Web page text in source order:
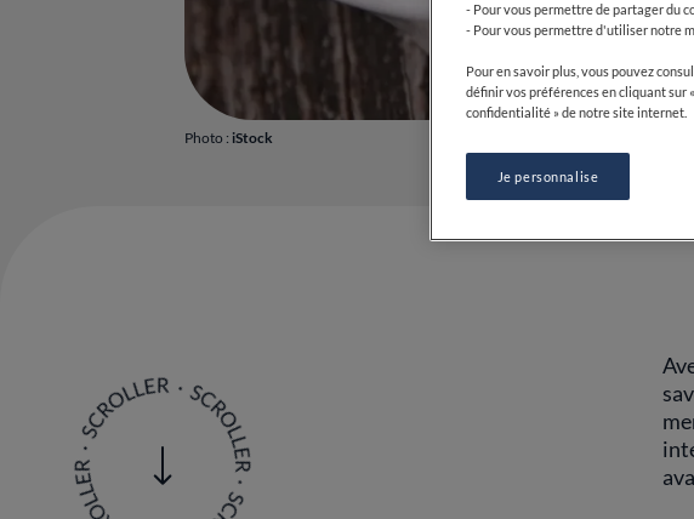
Photo : iStock
- Pour vous permettre de partager du
- Pour vous permettre d'utiliser notre
Pour en savoir plus, vous pouvez
définir vos préférences en cliquant sur
confidentialité » de notre site internet.
Je personnalise